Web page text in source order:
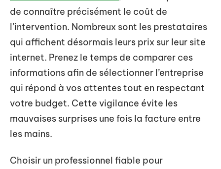
de connaître précisément le coût de
l’intervention. Nombreux sont les prestataires
qui affichent désormais leurs prix sur leur site
internet. Prenez le temps de comparer ces
informations afin de sélectionner l’entreprise
qui répond à vos attentes tout en respectant
votre budget. Cette vigilance évite les
mauvaises surprises une fois la facture entre
les mains.
Choisir un professionnel fiable pour